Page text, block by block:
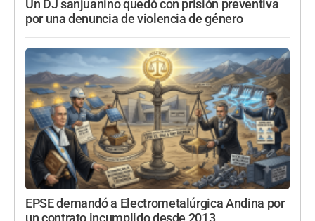
Un DJ sanjuanino quedó con prisión preventiva
por una denuncia de violencia de género
EPSE demandó a Electrometalúrgica Andina por